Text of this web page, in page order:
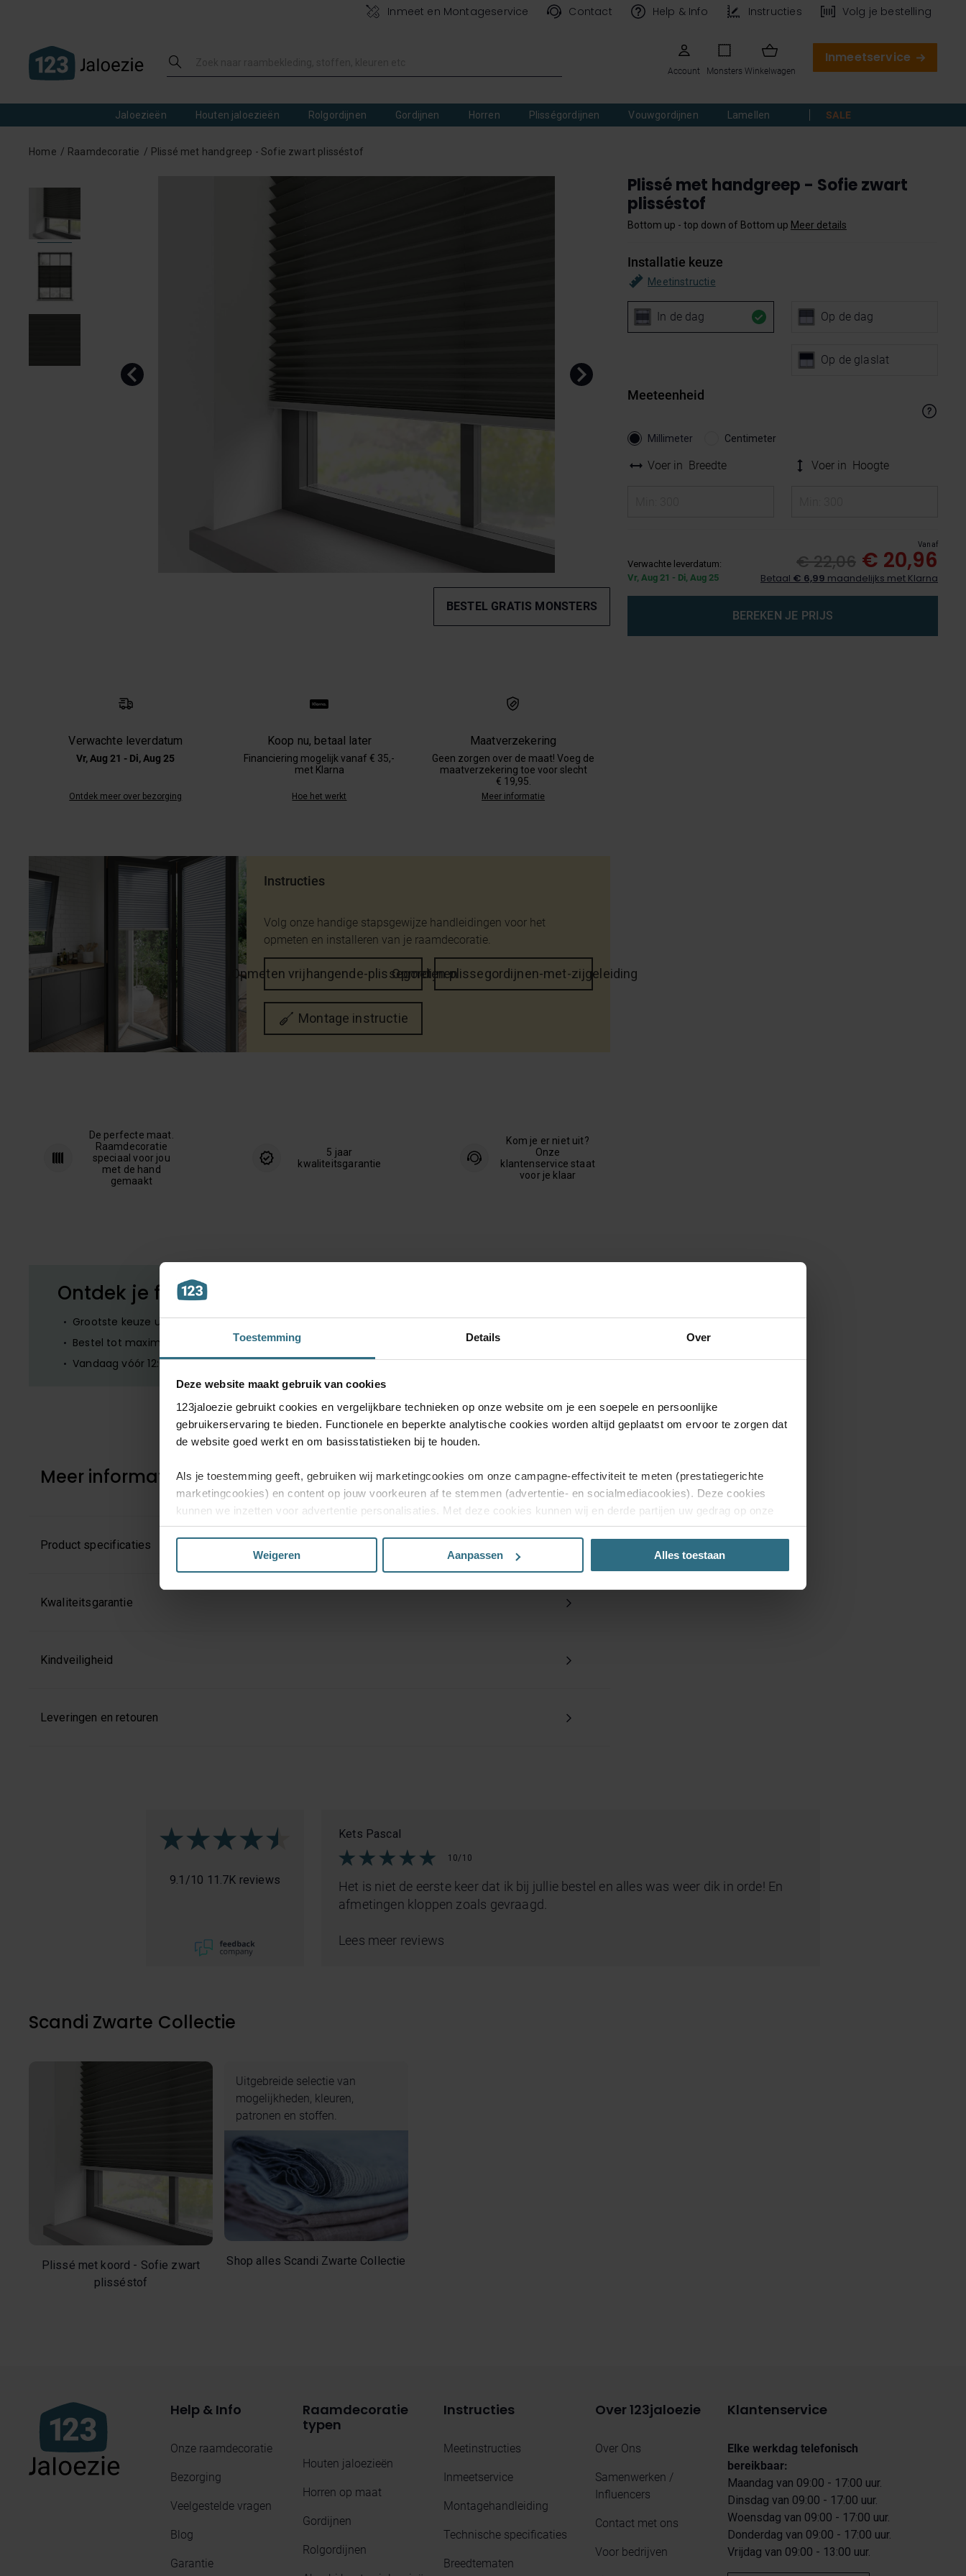
Toestemming Details Over
Deze website maakt gebruik van cookies
123jaloezie gebruikt cookies en vergelijkbare technieken op onze website om je een soepele en persoonlijke
gebruikerservaring te bieden. Functionele en beperkte analytische cookies worden altijd geplaatst om ervoor te zorgen dat
de website goed werkt en om basisstatistieken bij te houden.
Als je toestemming geeft, gebruiken wij marketingcookies om onze campagne-effectiviteit te meten (prestatiegerichte
marketingcookies) en content op jouw voorkeuren af te stemmen (advertentie- en socialmediacookies). Deze cookies
kunnen we inzetten voor advertentie personalisaties. Met deze cookies kunnen wij en derde partijen uw gedrag op onze
website en mogelijk ook daarbuiten volgen. Lees hier alles over onze cookie- en privacyverklaring.
Kies je voor ‘Alles accepteren’, dan ga je akkoord met het gebruik van alle cookies. Kies je 'Weigeren', dan plaatsen we
jouw voorkeuren aanpassen of jouw toestemming intrekken via onze cookie-instellingen.
Weigeren Aanpassen Alles toestaan
Inmeet en Montageservice Contact Help & Info Instructies Volg je bestelling
Account Monsters
Inmeetservice
Winkelwagen
Jaloezieën Houten jaloezieën Rolgordijnen Gordijnen Horren Plisségordijnen Vouwgordijnen Lamellen SALE
Home Raamdecoratie Plissé met handgreep - Sofie zwart plisséstof
BESTEL GRATIS MONSTERS
Plissé met handgreep - Sofie zwart
plisséstof
Bottom up - top down of Bottom up Meer details
Meeteenheid
Millimeter Centimeter
Voer in Breedte Voer in Hoogte
Installatie keuze
Meetinstructie
In de dag Op de dag
Op de glaslat
Vanaf
€ 22,06 € 20,96
Betaal € 6,99 maandelijks met Klarna
Verwachte leverdatum:
Vr, Aug 21 - Di, Aug 25
BEREKEN JE PRIJS
Verwachte leverdatum
Vr, Aug 21 - Di, Aug 25
Ontdek meer over bezorging
Koop nu, betaal later
Financiering mogelijk vanaf € 35,-
met Klarna
Hoe het werkt
Maatverzekering
Geen zorgen over de maat! Voeg de
maatverzekering toe voor slecht
€ 19,95.
Meer informatie
Instructies
Volg onze handige stapsgewijze handleidingen voor het
opmeten en installeren van je raamdecoratie.
Opmeten vrijhangende-plissegordijnenOpmeten plissegordijnen-met-zijgeleiding
Montage instructie
De perfecte maat.
Raamdecoratie
speciaal voor jou
met de hand
gemaakt
5 jaar
kwaliteitsgarantie
Kom je er niet uit?
Onze
klantenservice staat
voor je klaar
Ontdek je favoriete product!
Grootste keuze uit diverse materialen en kleuren.
Bestel tot maximaal 6 GRATIS monsters
Vandaag vóór 12:00 besteld is morgen in huis
Meer informatie
Product specificaties
Kwaliteitsgarantie
Kindveiligheid
Leveringen en retouren
9.1 /10 11.7K reviews
Kets Pascal
10/10
Het is niet de eerste keer dat ik bij jullie bestel en alles was weer dik in orde! En
afmetingen kloppen zoals gevraagd.
Lees meer reviews
Scandi Zwarte Collectie
Plissé met koord - Sofie zwart
plisséstof
Uitgebreide selectie van
mogelijkheden, kleuren,
patronen en stoffen.
Shop alles Scandi Zwarte Collectie
Help & Info
Onze raamdecoratie
Bezorging
Veelgestelde vragen
Blog
Garantie
Raamdecoratie
typen
Houten jaloezieën
Horren op maat
Gordijnen
Rolgordijnen
Instructies
Meetinstructies
Inmeetservice
Montagehandleiding
Technische specificaties
Breedtematen
Over 123jaloezie
Over Ons
Samenwerken /
Influencers
Contact met ons
Voor bedrijven
Klantenservice
Elke werkdag telefonisch
bereikbaar:
Maandag van 09:00 - 17:00 uur.
Dinsdag van 09:00 - 17:00 uur.
Woensdag van 09:00 - 17:00 uur.
Donderdag van 09:00 - 17:00 uur.
Vrijdag van 09:00 - 13:00 uur.